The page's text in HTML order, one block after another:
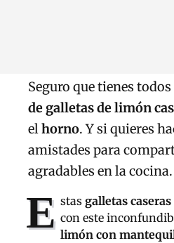
Seguro que tienes
de galletas de limón
elhorno. Y si quieres
amistades para
agradables en la cocina.
E stasgalletas caseras
con este
limón con